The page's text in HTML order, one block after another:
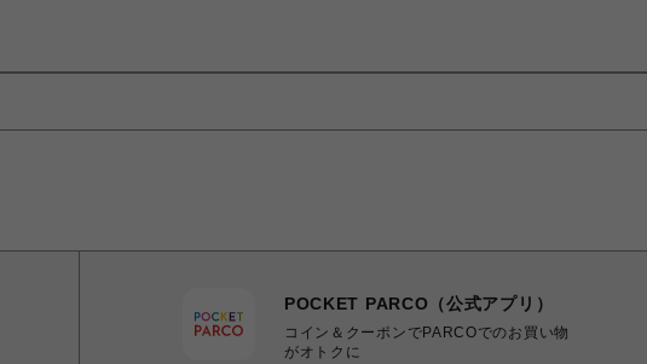
POCKET PARCO（公式アプリ）
コイン＆クーポンでPARCOでのお買い物
がオトクに